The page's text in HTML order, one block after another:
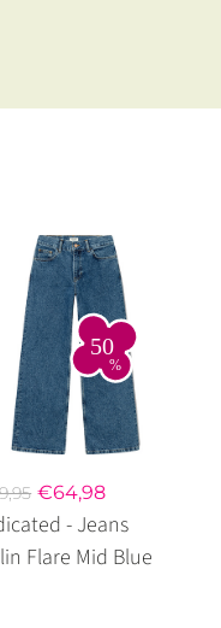
€64,98
- Jeans
Flare Mid Blue